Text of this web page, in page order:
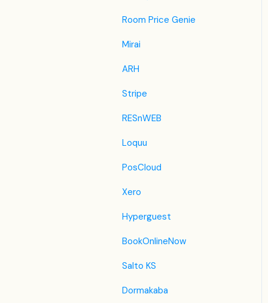
Easytobook
Despegar
Ctrip / Trip.com
Feratel
Jet2Holidays
Tomas
VRBO / Homeaway
Szálláskérés.hu
Szállás.hu / Szállásgroup.hu
Utazzitthon.hu
iCal
Revato (RoomGuru)
Room Price Genie
Mirai
ARH
Stripe
RESnWEB
Loquu
PosCloud
Xero
Hyperguest
BookOnlineNow
Salto KS
Dormakaba